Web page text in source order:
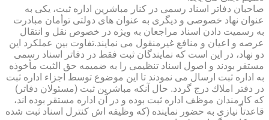
صاحبان دفاتر اسناد رسمی در كنار مباشرین اداره ثبت، یكی به
عنوان نهاد خصوصی و دیگری به عنوان های دولتی توأمان مبادرت
به رسمیت دادن اسناد مراجعان به ویژه در خصوص نقل و انتقال
عرصه و اعیان و منافع غیرمنقول می نمایند.تفاوت بین عملكرد این
دو نهاد، در این است كه نمایندگان ثبت فقط در دفاتر اسناد رسمی
مستقر بودند و اصول اسناد تنظیمی را به ضمیمه حق الثبت مأخوذه
به اداره ثبت ارسال می نمودند تا این موضوع توسط اجزاء اداره ثبت
در دفتر املاك درج گردد. حال آنكه مباشرین ثبت (مسئولان دفاتر)
كه كارمندان موظف اداره ثبت بوده و در آن اداره مستقر بوده اند،
قاعدتاً نیازی به حضور نماینده (كه وظیفه اش كنترل اسناد ثبت شده